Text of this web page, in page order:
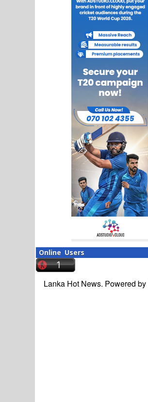
Online Users
Lanka Hot News. Powered by